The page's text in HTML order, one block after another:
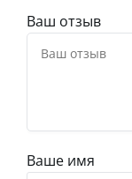
Ваш отзыв
Ваше имя